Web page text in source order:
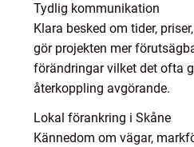
Tydlig kommunikation
Klara besked om tider,
gör projekten mer
förändringar vilket det ofta
återkoppling avgörande.
Lokal förankring i Skåne
Kännedom om vägar,